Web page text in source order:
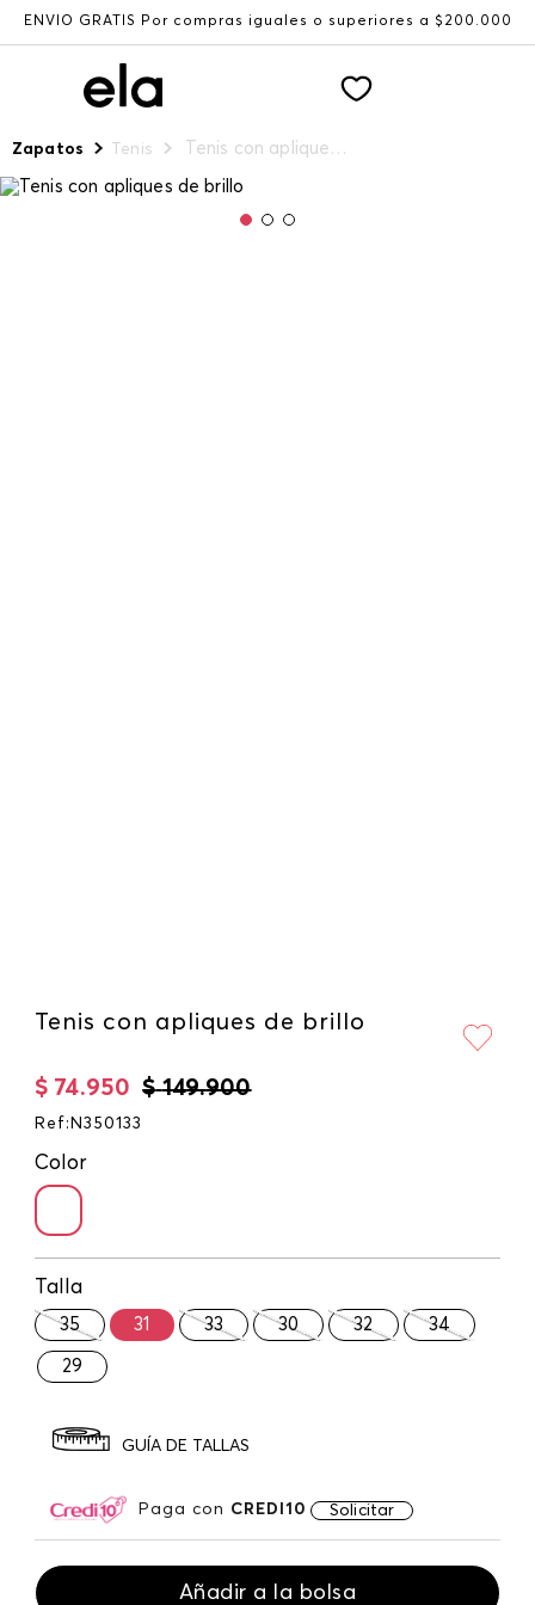
ENVÍO GRATIS Por compras iguales o superiores a $200.000
Zapatos Tenis Tenis con apliques de brillo
Tenis con apliques de brillo
$ 149.900
$ 74.950
Ref : N350133
Color
Talla
35 31 33 30 32 34
29
GUÍA DE TALLAS
Paga con CREDI10 Solicitar
Añadir a la bolsa